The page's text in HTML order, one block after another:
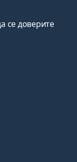
се доверите